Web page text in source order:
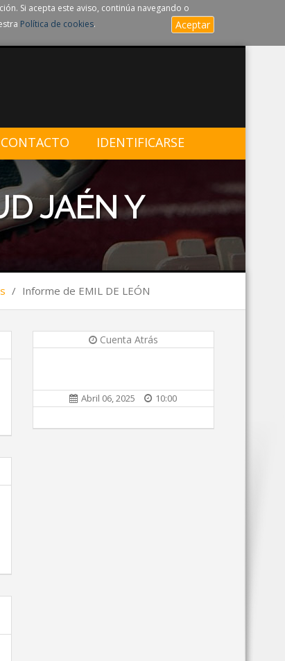
Si acepta este aviso, continúa navegando o
Política de cookies. Aceptar
CONTACTO IDENTIFICARSE
JAÉN Y
/ Informe de EMIL DE LEÓN
Cuenta Atrás
Abril 06, 2025 10:00